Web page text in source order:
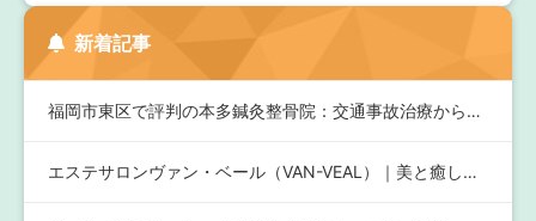
新着記事
福岡市東区で評判の本多鍼灸整骨院：交通事故治療から肩こり、骨…
エステサロンヴァン・ベール（VAN-VEAL）｜美と癒しを追…